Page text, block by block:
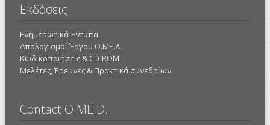
Εκδόσεις
Ενημερωτικά Έντυπα
Απολογισμοί Έργου Ο.ΜΕ.Δ.
Κωδικοποιήσεις & CD-ROM
Mελέτες, Έρευνες & Πρακτικά συνεδρίων
Contact O.ME.D.